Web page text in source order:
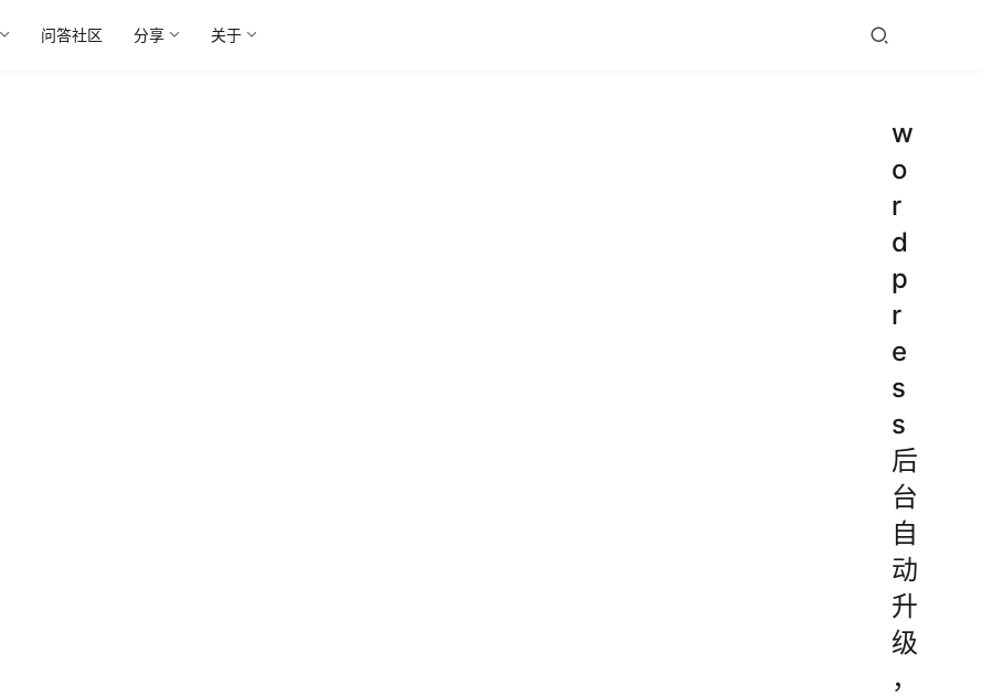
问答社区 分享 关于
w
o
r
d
p
r
e
s
s
后
台
自
动
升
级
，